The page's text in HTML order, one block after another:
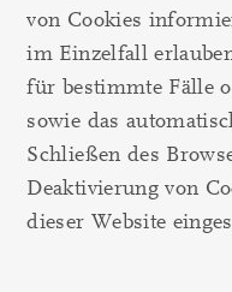
von Cookies
im Einzelfall
für bestimmte Fälle
sowie das
Schließen des
Deaktivierung von
dieser Website